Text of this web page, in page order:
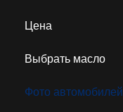
Цена
Выбрать масло
Фото автомобилей